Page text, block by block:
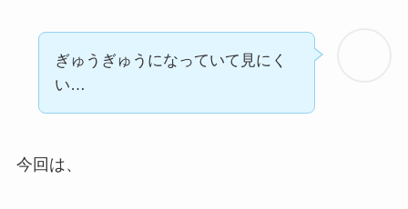
ぎゅうぎゅうになっていて見にく
い…
今回は、